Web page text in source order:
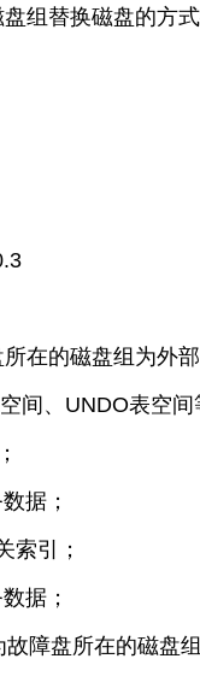
组替换磁盘的方
在的磁盘组为外部
间、UNDO表空间
据；
索引；
据；
障盘所在的磁盘